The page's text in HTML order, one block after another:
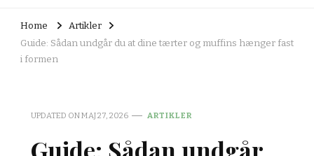
Home
Artikler
Guide: Sådan undgår du at dine tærter og muffins hænger fast
i formen
UPDATED ONMAJ 27, 2026 ARTIKLER
Guide: Sådan undgår